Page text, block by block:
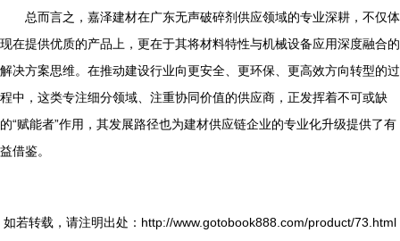
总而言之，嘉泽建材在广东无声破碎剂供应领域的专业深耕，不仅体
现在提供优质的产品上，更在于其将材料特性与机械设备应用深度融合的
解决方案思维。在推动建设行业向更安全、更环保、更高效方向转型的过
程中，这类专注细分领域、注重协同价值的供应商，正发挥着不可或缺
的“赋能者”作用，其发展路径也为建材供应链企业的专业化升级提供了有
益借鉴。
如若转载，请注明出处：http://www.gotobook888.com/product/73.html